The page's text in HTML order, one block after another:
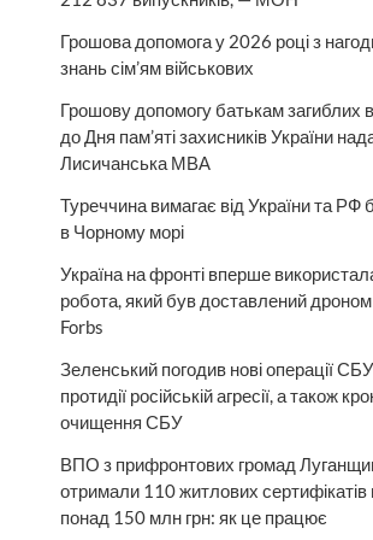
Грошова допомога у 2026 році з
знань сім’ям військових
Грошову допомогу батькам загиблих
до Дня пам’яті захисників України
Лисичанська МВА
Туреччина вимагає від України та РФ
в Чорному морі
Україна на фронті вперше
робота, який був доставлений
Forbs
Зеленський погодив нові операції
протидії російській агресії, а також
очищення СБУ
ВПО з прифронтових громад
отримали 110 житлових сертифікатів
понад 150 млн грн: як це працює